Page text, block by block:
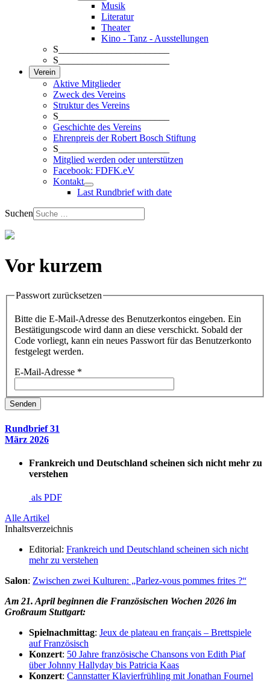
Musik
Literatur
Theater
Kino - Tanz - Ausstellungen
S_______________________
S_______________________
Verein
Aktive Mitglieder
Zweck des Vereins
Struktur des Vereins
S_______________________
Geschichte des Vereins
Ehrenpreis der Robert Bosch Stiftung
S_______________________
Mitglied werden oder unterstützen
Facebook: FDFK.eV
Kontakt
Last Rundbrief with date
Suchen
Vor kurzem
Passwort zurücksetzen
Bitte die E-Mail-Adresse des Benutzerkontos eingeben. Ein
Bestätigungscode wird dann an diese verschickt. Sobald der
Code vorliegt, kann ein neues Passwort für das Benutzerkonto
festgelegt werden.
E-Mail-Adresse *
Senden
Rundbrief 31
März 2026
Frankreich und Deutschland scheinen sich nicht mehr zu
verstehen
als PDF
Alle Artikel
Inhaltsverzeichnis
Editorial: Frankreich und Deutschland scheinen sich nicht
mehr zu verstehen
Salon: Zwischen zwei Kulturen: „Parlez-vous pommes frites ?“
Am 21. April beginnen die Französischen Wochen 2026 im
Großraum Stuttgart:
Spielnachmittag: Jeux de plateau en français – Brettspiele
auf Französisch
Konzert: 50 Jahre französische Chansons von Edith Piaf
über Johnny Hallyday bis Patricia Kaas
Konzert: Cannstatter Klavierfrühling mit Jonathan Fournel